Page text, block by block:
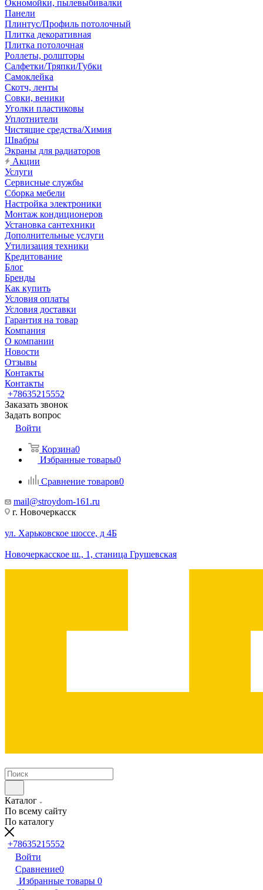
Окномойки, пылевыбивалки
Панели
Плинтус/Профиль потолочный
Плитка декоративная
Плитка потолочная
Роллеты, ролшторы
Салфетки/Тряпки/Губки
Самоклейка
Скотч, ленты
Совки, веники
Уголки пластиковы
Уплотнители
Чистящие средства/Химия
Швабры
Экраны для радиаторов
Акции
Услуги
Сервисные службы
Сборка мебели
Настройка электроники
Монтаж кондиционеров
Установка сантехники
Дополнительные услуги
Утилизация техники
Кредитование
Блог
Бренды
Как купить
Условия оплаты
Условия доставки
Гарантия на товар
Компания
О компании
Новости
Отзывы
Контакты
Контакты
+78635215552
Заказать звонок
Задать вопрос
Войти
Корзина0
Избранные товары0
Сравнение товаров0
mail@stroydom-161.ru
г. Новочеркасск
ул. Харьковское шоссе, д 4Б
Новочеркасское ш., 1, станица Грушевская
Каталог
По всему сайту
По каталогу
+78635215552
Войти
Сравнение0
Избранные товары 0